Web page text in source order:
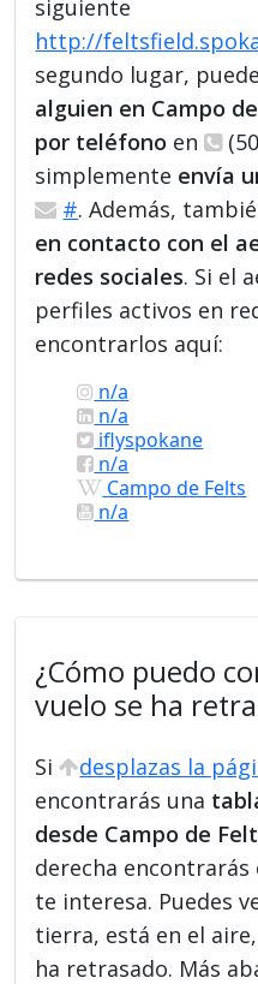
siguiente
http://
segundo lugar,
alguien en Campo
por teléfono en
simplemente envía
#. Además,
en contacto con el
redes sociales. Si el
perfiles activos en
encontrarlos aquí:
n/a
n/a
iflyspokane
n/a
Campo de Felts
n/a
¿Cómo puedo
vuelo se ha
Si
desplazas la
encontrarás una
desde Campo de
derecha encontrarás
te interesa. Puedes
tierra, está en el
ha retrasado. Más